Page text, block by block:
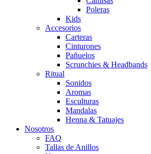
Poleras
Kids
Accesorios
Carteras
Cinturones
Pañuelos
Scrunchies & Headbands
Ritual
Sonidos
Aromas
Esculturas
Mandalas
Henna & Tatuajes
Nosotros
FAQ
Tallas de Anillos